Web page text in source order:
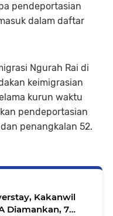
pendeportasian
dalam daftar
Ngurah Rai di
keimigrasian
kurun waktu
pendeportasian
penangkalan 52.
Kakanwil
Diamankan, 7